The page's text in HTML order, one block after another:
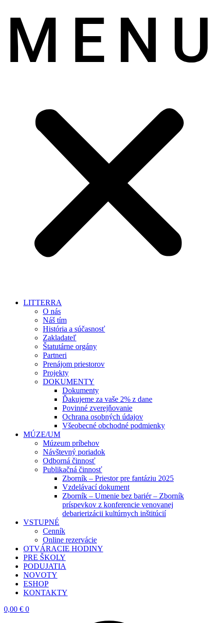
LITTERRA
O nás
Náš tím
História a súčasnosť
Zakladateľ
Štatutárne orgány
Partneri
Prenájom priestorov
Projekty
DOKUMENTY
Dokumenty
Ďakujeme za vaše 2% z dane
Povinné zverejňovanie
Ochrana osobných údajov
Všeobecné obchodné podmienky
MÚZE/UM
Múzeum príbehov
Návštevný poriadok
Odborná činnosť
Publikačná činnosť
Zborník – Priestor pre fantáziu 2025
Vzdelávací dokument
Zborník – Umenie bez bariér – Zborník
príspevkov z konferencie venovanej
debarierizácii kultúrnych inštitúcií
VSTUPNÉ
Cenník
Online rezervácie
OTVÁRACIE HODINY
PRE ŠKOLY
PODUJATIA
NOVOTY
ESHOP
KONTAKTY
0,00 € 0